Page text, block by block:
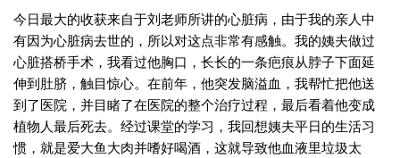
今日最大的收获来自于刘老师所讲的心脏病，由于我的亲人中
有因为心脏病去世的，所以对这点非常有感触。我的姨夫做过
心脏搭桥手术，我看过他胸口，长长的一条疤痕从脖子下面延
伸到肚脐，触目惊心。在前年，他突发脑溢血，我帮忙把他送
到了医院，并目睹了在医院的整个治疗过程，最后看着他变成
植物人最后死去。经过课堂的学习，我回想姨夫平日的生活习
惯，就是爱大鱼大肉并嗜好喝酒，这就导致他血液里垃圾太